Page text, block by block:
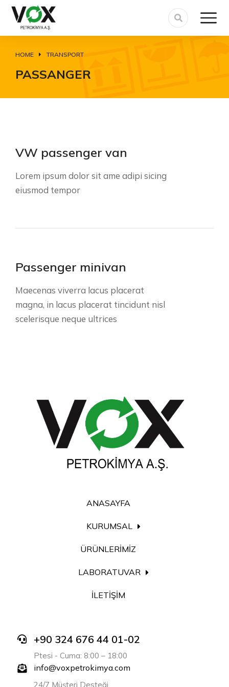
You are here:
HOME TRANSPORT
PASSANGER
VW passenger van
Lorem ipsum dolor sit ame adipi sicing
eiusmod tempor
Passenger minivan
Maecenas viverra lacus placerat
magna, in lacus placerat tincidunt nisl
scelerisque neque ultrices
ANASAYFA
KURUMSAL
ÜRÜNLERİMİZ
LABORATUVAR
İLETİŞİM
+90 324 676 44 01-02
Ptesi - Cuma: 8:00 – 18:00
info@voxpetrokimya.com
24/7 Müşteri Desteği